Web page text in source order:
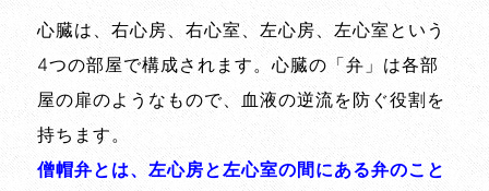
心臓は、右心房、右心室、左心房、左心室という
4つの部屋で構成されます。心臓の「弁」は各部
屋の扉のようなもので、血液の逆流を防ぐ役割を
持ちます。
僧帽弁とは、左心房と左心室の間にある弁のこと